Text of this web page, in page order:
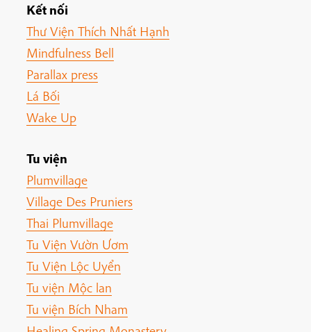
Kết nối
Thư Viện Thích Nhất Hạnh
Mindfulness Bell
Parallax press
Lá Bối
Wake Up
Tu viện
Plumvillage
Village Des Pruniers
Thai Plumvillage
Tu Viện Vườn Ươm
Tu Viện Lộc Uyển
Tu viện Mộc lan
Tu viện Bích Nham